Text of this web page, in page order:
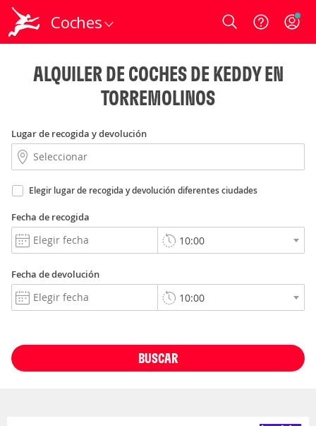
Coches Login
ALQUILER DE COCHES DE KEDDY EN
TORREMOLINOS
Lugar de recogida y devolución
Elegir lugar de recogida y devolución diferentes ciudades
Fecha de recogida
Fecha de devolución
BUSCAR